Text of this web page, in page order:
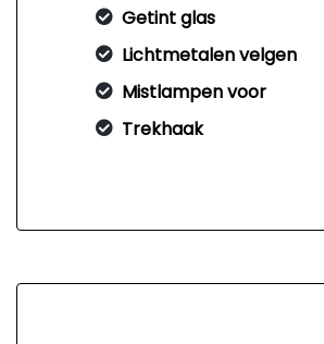
Getint glas
Lichtmetalen velgen
Mistlampen voor
Trekhaak